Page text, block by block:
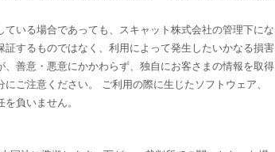
いる場合であっても、スキャット株式会社の管理下にな
するものではなく、利用によって発生したいかなる損害
善意・悪意にかかわらず、独自にお客さまの情報を取得
ご注意ください。 ご利用の際に生じたソフトウェア、
負いません。